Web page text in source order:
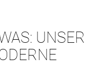
UNSER